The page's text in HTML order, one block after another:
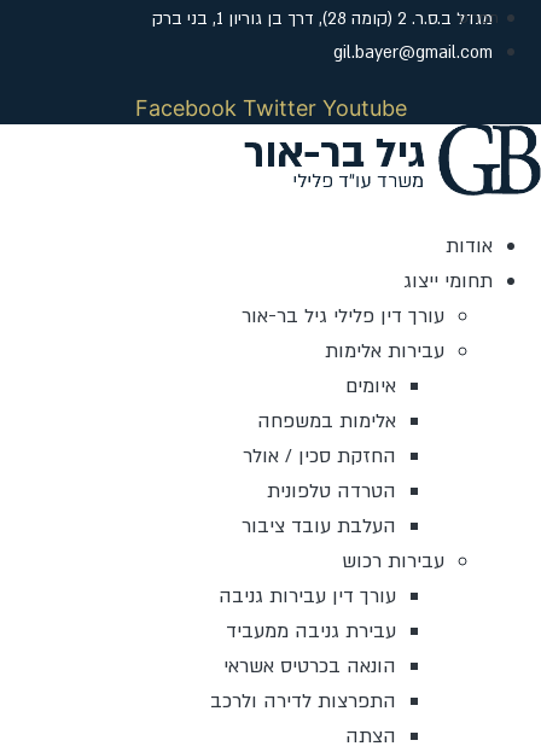
דלג
לתוכן
מגדל ב.ס.ר. 2 (קומה 28), דרך בן גוריון 1, בני ברק
gil.bayer@gmail.com
Facebook Twitter Youtube
אודות
תחומי ייצוג
עורך דין פלילי גיל בר-אור
עבירות אלימות
איומים
אלימות במשפחה
החזקת סכין / אולר
הטרדה טלפונית
העלבת עובד ציבור
עבירות רכוש
עורך דין עבירות גניבה
עבירת גניבה ממעביד
הונאה בכרטיס אשראי
התפרצות לדירה ולרכב
הצתה